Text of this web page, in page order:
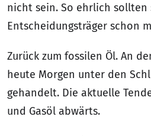
nicht sein. So ehrlich sollten
Entscheidungsträger schon
Zurück zum fossilen Öl. An
heute Morgen unter den
gehandelt. Die aktuelle
und Gasöl abwärts.